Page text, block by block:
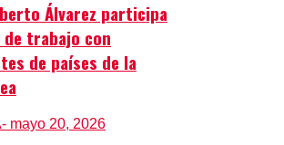
Álvarez participa
trabajo con
de países de la
- mayo 20, 2026